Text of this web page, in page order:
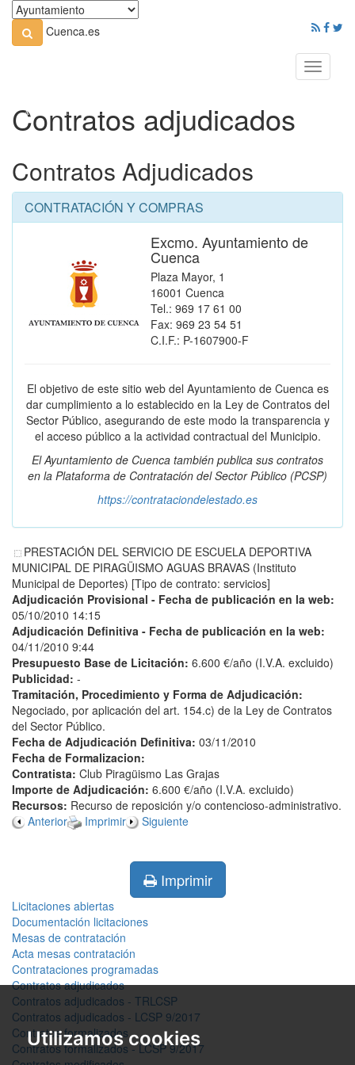
Utilizamos cookies
Cuenca.es
Toggle
Contratos adjudicados
Contratos Adjudicados
CONTRATACIÓN Y COMPRAS
Excmo. Ayuntamiento de
Cuenca
Plaza Mayor, 1
16001 Cuenca
Tel.: 969 17 61 00
Fax: 969 23 54 51
C.I.F.: P-1607900-F
El objetivo de este sitio web del Ayuntamiento de Cuenca es
dar cumplimiento a lo establecido en la Ley de Contratos del
Sector Público, asegurando de este modo la transparencia y
el acceso público a la actividad contractual del Municipio.
El Ayuntamiento de Cuenca también publica sus contratos
en la Plataforma de Contratación del Sector Público (PCSP)
https://contrataciondelestado.es
PRESTACIÓN DEL SERVICIO DE ESCUELA DEPORTIVA
MUNICIPAL DE PIRAGÜISMO AGUAS BRAVAS (Instituto
Municipal de Deportes) [Tipo de contrato: servicios]
Adjudicación Provisional - Fecha de publicación en la web:
05/10/2010 14:15
Adjudicación Definitiva - Fecha de publicación en la web:
04/11/2010 9:44
Presupuesto Base de Licitación: 6.600 €/año (I.V.A. excluido)
Publicidad: -
Tramitación, Procedimiento y Forma de Adjudicación:
Negociado, por aplicación del art. 154.c) de la Ley de Contratos
del Sector Público.
Fecha de Adjudicación Definitiva: 03/11/2010
Fecha de Formalizacion:
Contratista: Club Piragüismo Las Grajas
Importe de Adjudicación: 6.600 €/año (I.V.A. excluido)
Recursos: Recurso de reposición y/o contencioso-administrativo.
Anterior
Imprimir Siguiente
Imprimir
Licitaciones abiertas
Documentación licitaciones
Mesas de contratación
Acta mesas contratación
Contrataciones programadas
Contratos adjudicados
Contratos adjudicados - TRLCSP
Contratos adjudicados - LCSP 9/2017
Contratos formalizados
Contratos formalizados - LCSP 9/2017